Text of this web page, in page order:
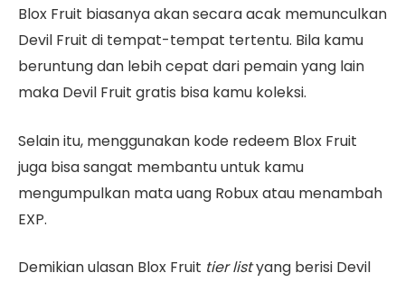
Blox Fruit biasanya akan secara acak memunculkan
Devil Fruit di tempat-tempat tertentu. Bila kamu
beruntung dan lebih cepat dari pemain yang lain
maka Devil Fruit gratis bisa kamu koleksi.
Selain itu, menggunakan kode redeem Blox Fruit
juga bisa sangat membantu untuk kamu
mengumpulkan mata uang Robux atau menambah
EXP.
Demikian ulasan Blox Fruit tier listyang berisi Devil